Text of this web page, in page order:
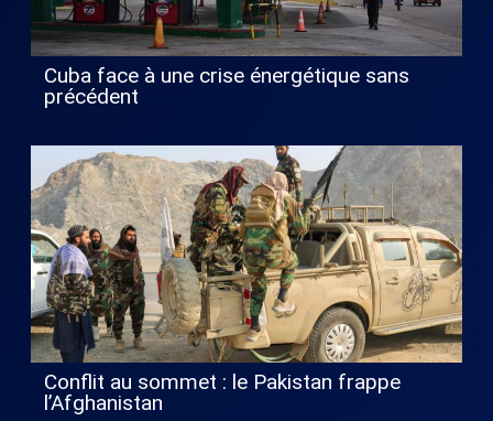
Cuba face à une crise énergétique sans
précédent
Conflit au sommet : le Pakistan frappe
l’Afghanistan